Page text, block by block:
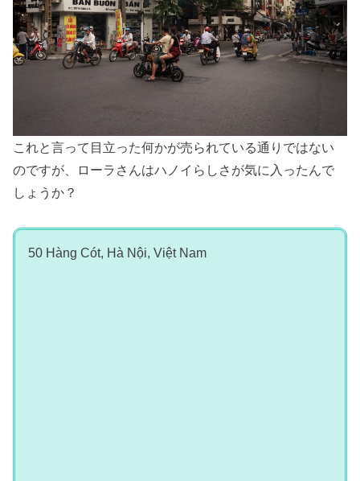
これと言って目立った何かが売られている通りではない
のですが、ローラさんはハノイらしさが気に入ったんで
しょうか？
50 Hàng Cót, Hà Nội, Việt Nam